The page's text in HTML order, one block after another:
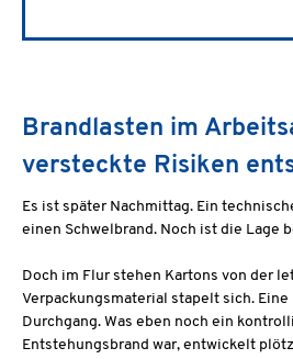
Brandlasten im
versteckte Risiken
Es ist später Nachmittag. Ein
einen Schwelbrand. Noch ist die Lage
Doch im Flur stehen Kartons von der
Verpackungsmaterial stapelt sich.
Durchgang. Was eben noch ein
Entstehungsbrand war, entwickelt